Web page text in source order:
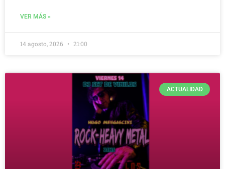
VER MÁS »
14 agosto, 2026 21:00
ACTUALIDAD